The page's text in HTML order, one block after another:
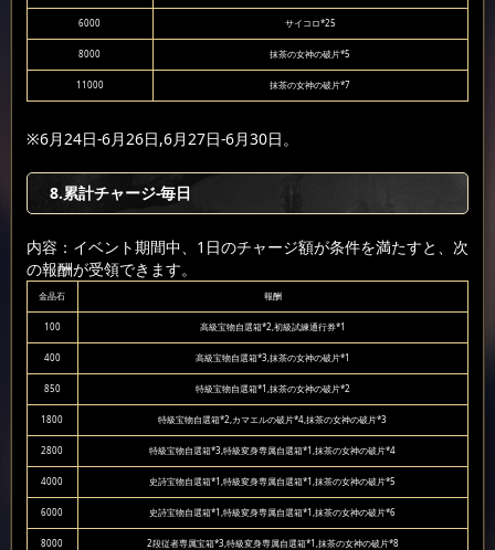
6000 サイコロ*25
8000 抹茶の女神の破片*5
11000 抹茶の女神の破片*7
※6月24日-6月26日,6月27日-6月30日。
8.累計チャージ-毎日
内容：イベント期間中、1日のチャージ額が条件を満たすと、次
の報酬が受領できます。
金晶石 報酬
100 高級宝物自選箱*2,初級試練通行券*1
400 高級宝物自選箱*3,抹茶の女神の破片*1
850 特級宝物自選箱*1,抹茶の女神の破片*2
1800 特級宝物自選箱*2,カマエルの破片*4,抹茶の女神の破片*3
2800 特級宝物自選箱*3,特級変身専属自選箱*1,抹茶の女神の破片*4
4000 史詩宝物自選箱*1,特級変身専属自選箱*1,抹茶の女神の破片*5
6000 史詩宝物自選箱*1,特級変身専属自選箱*1,抹茶の女神の破片*6
8000 2段従者専属宝箱*3,特級変身専属自選箱*1,抹茶の女神の破片*8